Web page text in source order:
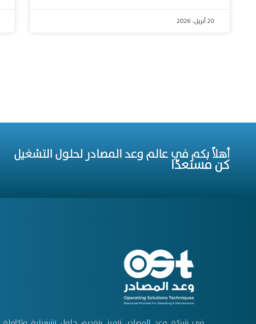
20 أبريل، 2026
أهلاً بكم في عالم وعد المصادر لحلول التشغيل
كن مستعدًا